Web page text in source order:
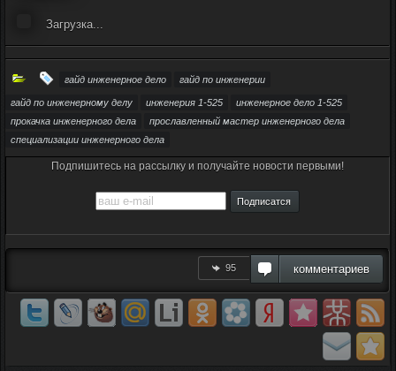
Загрузка...
гайд инженерное дело гайд по инженерии
гайд по инженерному делу инженерия 1-525
инженерное дело 1-525
прокачка инженерного дела
прославленный мастер инженерного дела
специализации инженерного дела
Подпишитесь на рассылку и получайте новости первыми!
95 комментариев